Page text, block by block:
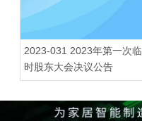
2023-031 2023年第一次临
时股东大会决议公告